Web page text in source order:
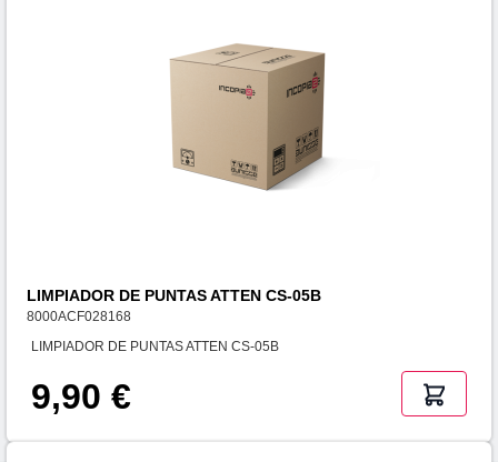
LIMPIADOR DE PUNTAS ATTEN CS-05B
8000ACF028168
LIMPIADOR DE PUNTAS ATTEN CS-05B
9,90 €